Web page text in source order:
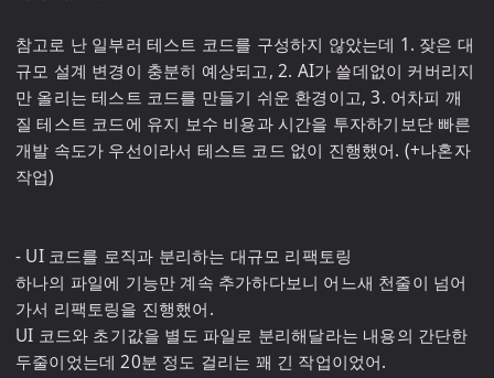
참고로 난 일부러 테스트 코드를 구성하지 않았는데 1. 잦은 대
규모 설계 변경이 충분히 예상되고, 2. AI가 쓸데없이 커버리지
만 올리는 테스트 코드를 만들기 쉬운 환경이고, 3. 어차피 깨
질 테스트 코드에 유지 보수 비용과 시간을 투자하기보단 빠른
개발 속도가 우선이라서 테스트 코드 없이 진행했어. (+나혼자
작업)
- UI 코드를 로직과 분리하는 대규모 리팩토링
하나의 파일에 기능만 계속 추가하다보니 어느새 천줄이 넘어
가서 리팩토링을 진행했어.
UI 코드와 초기값을 별도 파일로 분리해달라는 내용의 간단한
두줄이었는데 20분 정도 걸리는 꽤 긴 작업이었어.